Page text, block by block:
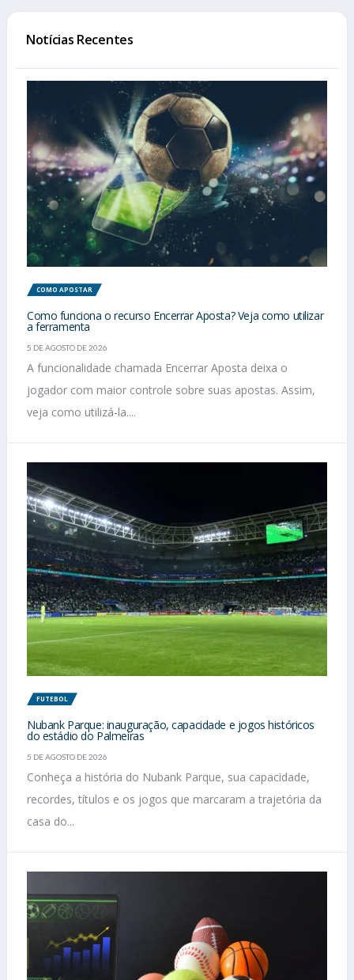
Notícias Recentes
COMO APOSTAR
Como funciona o recurso Encerrar Aposta? Veja como utilizar
a ferramenta
5 DE AGOSTO DE 2026
A funcionalidade chamada Encerrar Aposta deixa o
jogador com maior controle sobre suas apostas. Assim,
veja como utilizá-la....
FUTEBOL
Nubank Parque: inauguração, capacidade e jogos históricos
do estádio do Palmeiras
5 DE AGOSTO DE 2026
Conheça a história do Nubank Parque, sua capacidade,
recordes, títulos e os jogos que marcaram a trajetória da
casa do...